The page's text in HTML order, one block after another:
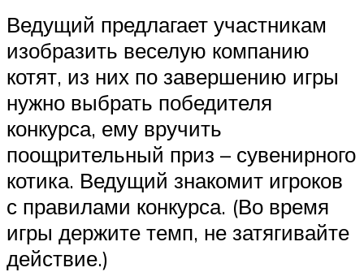
Ведущий предлагает участникам
изобразить веселую компанию
котят, из них по завершению игры
нужно выбрать победителя
конкурса, ему вручить
поощрительный приз – сувенирного
котика. Ведущий знакомит игроков
с правилами конкурса. (Во время
игры держите темп, не затягивайте
действие.)